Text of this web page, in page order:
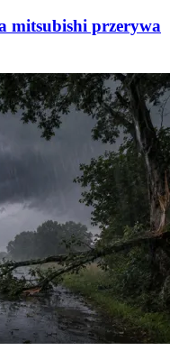
mitsubishi przerywa